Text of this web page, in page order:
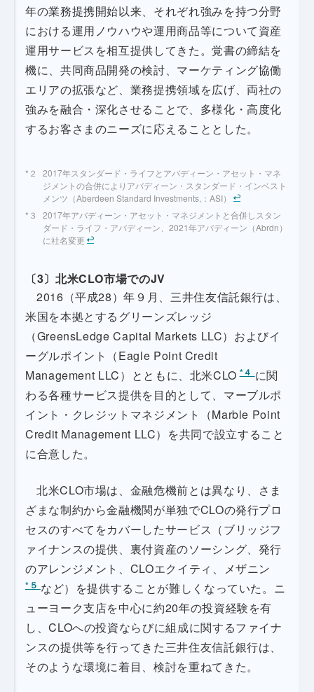
年の業務提携開始以来、それぞれ強みを持つ分野
における運用ノウハウや運用商品等について資産
運用サービスを相互提供してきた。覚書の締結を
機に、共同商品開発の検討、マーケティング協働
エリアの拡張など、業務提携領域を広げ、両社の
強みを融合・深化させることで、多様化・高度化
するお客さまのニーズに応えることとした。
2017年スタンダード・ライフとアバディーン・アセット・マネ
ジメントの合併によりアバディーン・スタンダード・インベスト
メンツ（Aberdeen Standard Investments,：ASI）
2017年アバディーン・アセット・マネジメントと合併しスタン
ダード・ライフ・アバディーン、2021年アバディーン（Abrdn）
に社名変更
〔3〕北米CLO市場でのJV
2016（平成28）年９月、三井住友信託銀行は、
米国を本拠とするグリーンズレッジ
（GreensLedge Capital Markets LLC）およびイ
ーグルポイント（Eagle Point Credit
Management LLC）とともに、北米CLO *４ に関
わる各種サービス提供を目的として、マーブルポ
イント・クレジットマネジメント（Marble Point
Credit Management LLC）を共同で設立すること
に合意した。
北米CLO市場は、金融危機前とは異なり、さま
ざまな制約から金融機関が単独でCLOの発行プロ
セスのすべてをカバーしたサービス（ブリッジフ
ァイナンスの提供、裏付資産のソーシング、発行
のアレンジメント、CLOエクイティ、メザニン
*５ など）を提供することが難しくなっていた。ニ
ューヨーク支店を中心に約20年の投資経験を有
し、CLOへの投資ならびに組成に関するファイナ
ンスの提供等を行ってきた三井住友信託銀行は、
そのような環境に着目、検討を重ねてきた。